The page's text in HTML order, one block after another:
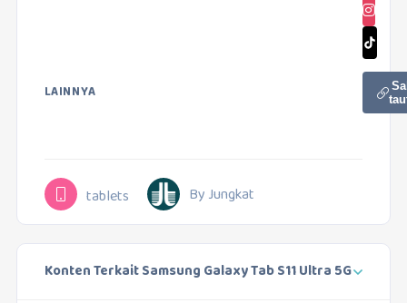
LAINNYA
tablets By Jungkat
Konten Terkait Samsung Galaxy Tab S11 Ultra 5G